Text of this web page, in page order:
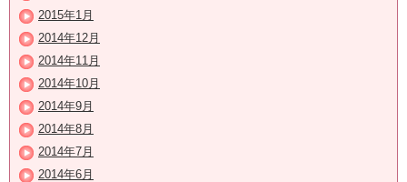
2015年1月
2014年12月
2014年11月
2014年10月
2014年9月
2014年8月
2014年7月
2014年6月